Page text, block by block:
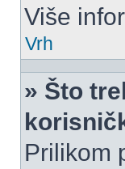
Više
Vrh
» Što
Prilikom